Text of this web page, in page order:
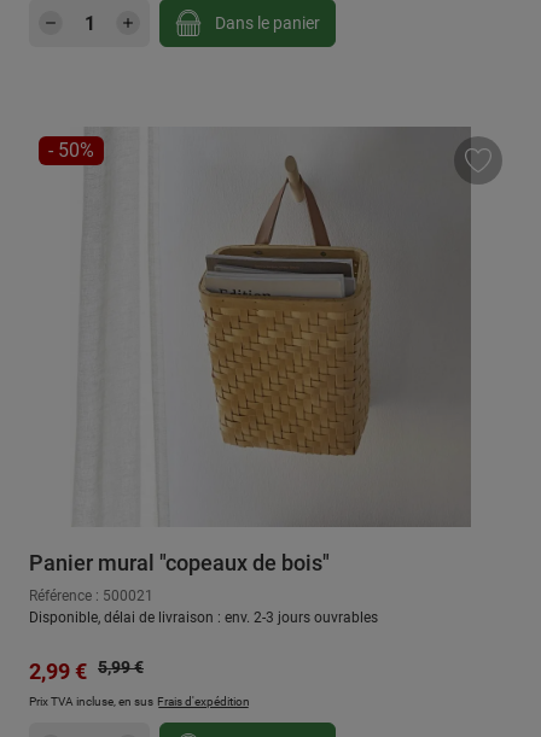
Quantité de produit : Entrez la quantité
Dans le panier
RÉDUCTION
- 50%
Panier mural "copeaux de bois"
Référence : 500021
Disponible, délai de livraison : env. 2-3 jours ouvrables
Prix de vente :
2,99 € Prix régulier :
5,99 €
Prix TVA incluse, en sus Frais d'expédition